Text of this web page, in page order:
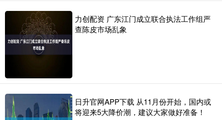
力创配资 广东江门成立联合执法工作组严
查陈皮市场乱象
日升官网APP下载 从11月份开始，国内或
将迎来5大降价潮，建议大家做好准备！